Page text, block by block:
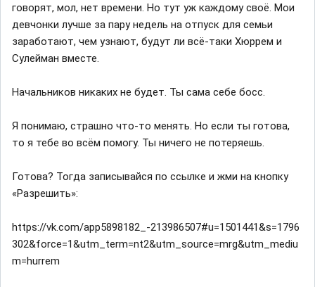
говорят, мол, нет времени. Но тут уж каждому своё. Мои
девчонки лучше за пару недель на отпуск для семьи
заработают, чем узнают, будут ли всё-таки Хюррем и
Сулейман вместе.
Начальников никаких не будет. Ты сама себе босс.
Я понимаю, страшно что-то менять. Но если ты готова,
то я тебе во всём помогу. Ты ничего не потеряешь.
Готова? Тогда записывайся по ссылке и жми на кнопку
«Разрешить»:
https://vk.com/app5898182_-213986507#u=1501441&s=1796
302&force=1&utm_term=nt2&utm_source=mrg&utm_mediu
m=hurrem